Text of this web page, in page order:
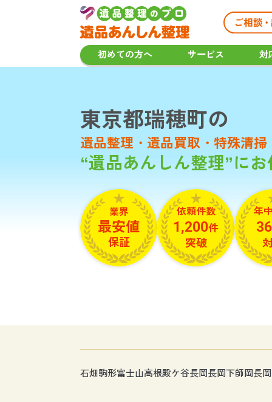
初めての方へ サービス 対
東京都瑞穂町の
遺品整理・遺品買取・ 特殊清掃
“遺品あんしん整理”にお
業界
最安値
保証
依頼件数
1,200件
突破
年
石畑駒形富士山高根殿ケ谷長岡長岡下師岡長